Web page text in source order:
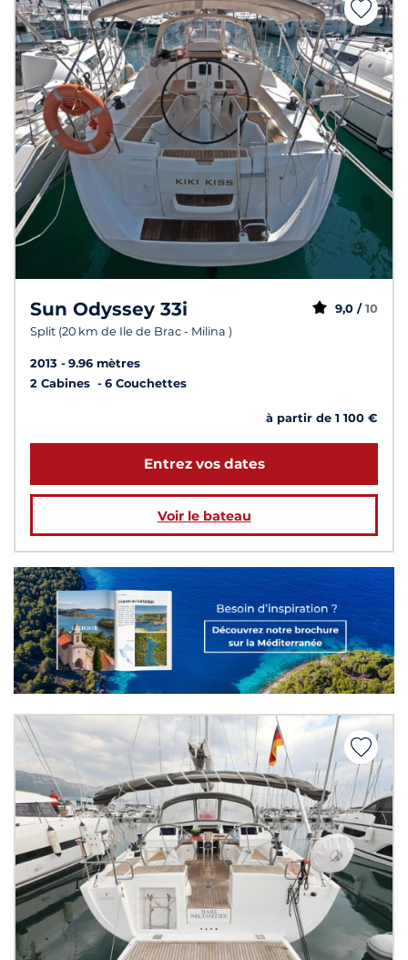
Sun Odyssey 33i
Split (20 km de Ile de Brac - Milina )
9,0 / 10
2013
9.96 mètres
2 Cabines
6 Couchettes
à partir de 1 100 €
Entrez vos dates
Voir le bateau